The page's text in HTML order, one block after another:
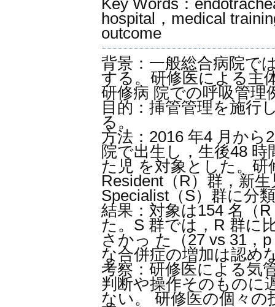
Key Words：
hospital，medical
outcome
背景：一般総合病院で
する。研修医による主
研修病 院での呼吸管理
目的：挿管管理を施行
る。
方法：2016 年4 月から
院で出生し，生後48
た児 を対象とした。研
Resident（R）群，新
Specialist（S）群に分
結果：対象は154 名（
た。S 群では，R 群に
さかっ た（27 vs 31，
な合併症の増加は認め
考察：研修医による気
判断や操作そのものに
ない。 研修医の個々の